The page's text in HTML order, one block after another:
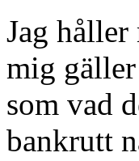
Jag
mig
som vad
bankrutt